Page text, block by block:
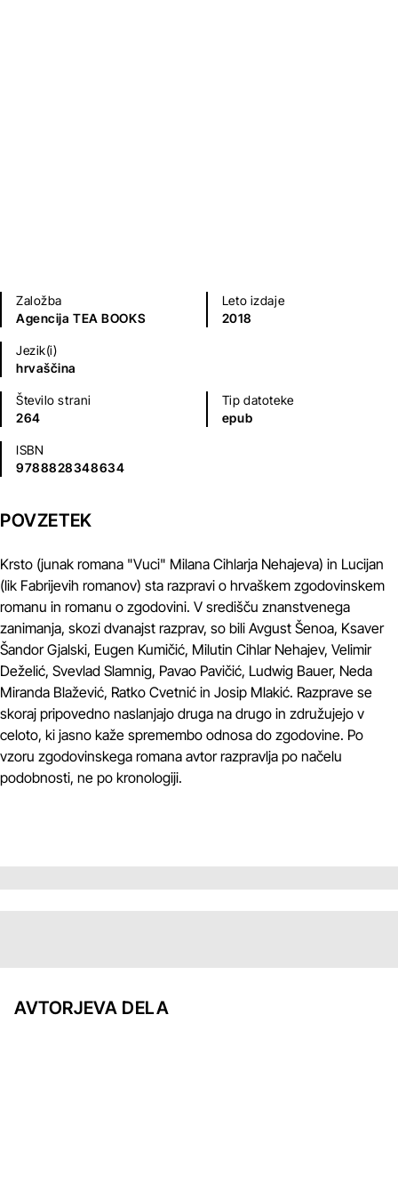
Založba
Agencija TEA BOOKS
Leto izdaje
2018
Jezik(i)
hrvaščina
Število strani
264
Tip datoteke
epub
ISBN
9788828348634
POVZETEK
Krsto (junak romana "Vuci" Milana Cihlarja Nehajeva) in Lucijan
(lik Fabrijevih romanov) sta razpravi o hrvaškem zgodovinskem
romanu in romanu o zgodovini. V središču znanstvenega
zanimanja, skozi dvanajst razprav, so bili Avgust Šenoa, Ksaver
Šandor Gjalski, Eugen Kumičić, Milutin Cihlar Nehajev, Velimir
Deželić, Svevlad Slamnig, Pavao Pavičić, Ludwig Bauer, Neda
Miranda Blažević, Ratko Cvetnić in Josip Mlakić. Razprave se
skoraj pripovedno naslanjajo druga na drugo in združujejo v
celoto, ki jasno kaže spremembo odnosa do zgodovine. Po
vzoru zgodovinskega romana avtor razpravlja po načelu
podobnosti, ne po kronologiji.
AVTORJEVA DELA